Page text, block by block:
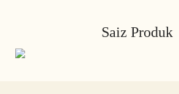
Saiz Produk